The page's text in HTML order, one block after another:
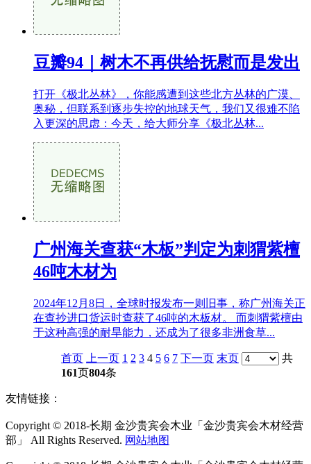
豆瓣94｜树木不再供给抚慰而是发出
打开《极北丛林》，你能感遭到这些北方丛林的广漠、
奥秘，但联系到逐步失控的地球天气，我们又很难不陷
入更深的思虑：今天，给大师分享《极北丛林...
广州海关查获“木板”判定为刺猬紫檀
46吨木材为
2024年12月8日，全球时报发布一则旧事，称广州海关正
在查抄进口货运时查获了46吨的木板材。 而刺猬紫檀由
于这种高强的耐旱能力，还成为了很多非洲食草...
首页 上一页 1 2 3 4 5 6 7 下一页 末页
共
161页804条
友情链接：
Copyright © 2018-长期 金沙贵宾会木业「金沙贵宾会木材经营
部」 All Rights Reserved. 网站地图